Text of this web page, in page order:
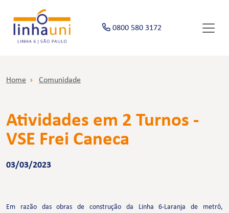
0800 580 3172
Home Comunidade
Atividades em 2 Turnos -
VSE Frei Caneca
03/03/2023
Em razão das obras de construção da Linha 6-Laranja de metrô,